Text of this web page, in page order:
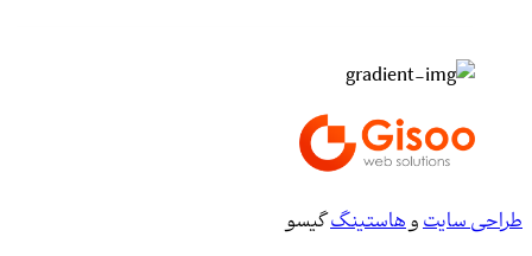
طراحی سایتوهاستینگگیسو